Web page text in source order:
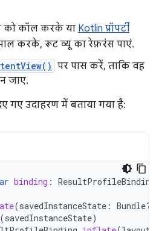
को कॉल करके या Kotlin प्रॉपर्टी
करके, रूट व्यू का रेफ़रंस पाएं.
पर पास करें, ताकि वह
जाए.
गए उदाहरण में बताया गया है:
binding : ResultProfileBinding
(savedInstanceState : Bundle?)
(savedInstanceState)